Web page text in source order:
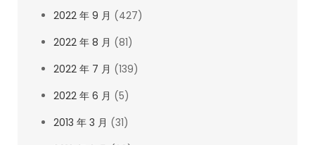
2022 年 9 月 (427)
2022 年 8 月 (81)
2022 年 7 月 (139)
2022 年 6 月 (5)
2013 年 3 月 (31)